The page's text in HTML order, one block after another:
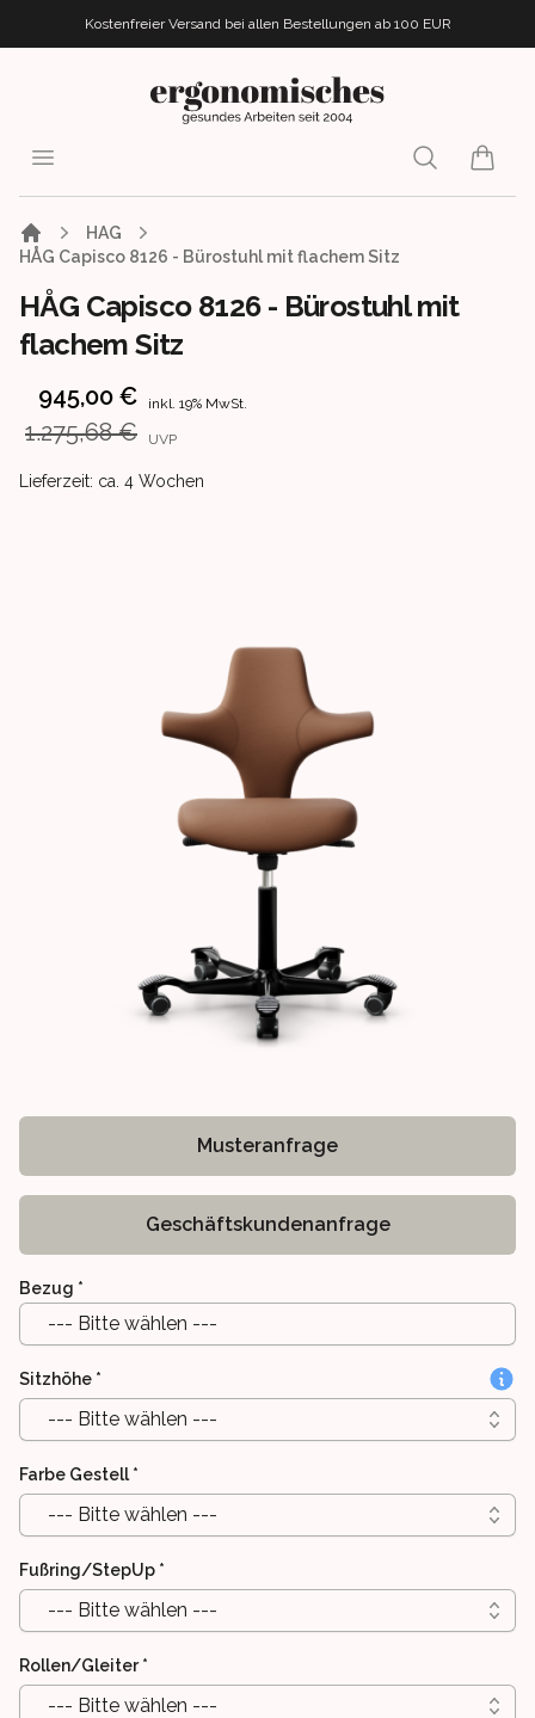
Kostenfreier Versand bei allen Bestellungen ab 100 EUR
ergonomisches.de
Open menu Search
items
HAG
HÅG Capisco 8126 - Bürostuhl mit flachem Sitz
HÅG Capisco 8126 - Bürostuhl mit
flachem Sitz
Product information
945,00 € inkl. 19% MwSt.
1.275,68 € UVP
Product delivery information
Lieferzeit: ca. 4 Wochen
Musteranfrage
Geschäftskundenanfrage
Bezug *
--- Bitte wählen ---
Sitzhöhe *
--- Bitte wählen ---
Farbe Gestell *
--- Bitte wählen ---
Fußring/StepUp *
--- Bitte wählen ---
Rollen/Gleiter *
--- Bitte wählen ---